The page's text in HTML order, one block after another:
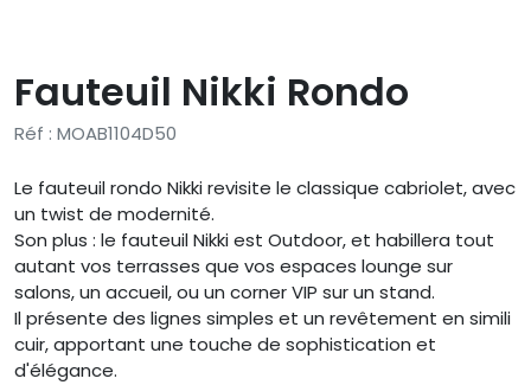
Fauteuil Nikki Rondo
Réf : MOAB1104D50
Le fauteuil rondo Nikki revisite le classique cabriolet, avec
un twist de modernité.
Son plus : le fauteuil Nikki est Outdoor, et habillera tout
autant vos terrasses que vos espaces lounge sur
salons, un accueil, ou un corner VIP sur un stand.
Il présente des lignes simples et un revêtement en simili
cuir, apportant une touche de sophistication et
d'élégance.